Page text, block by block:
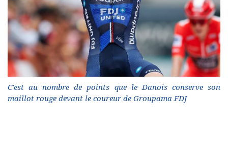
C'est au nombre de points que le Danois conserve son
maillot rouge devant le coureur de Groupama FDJ